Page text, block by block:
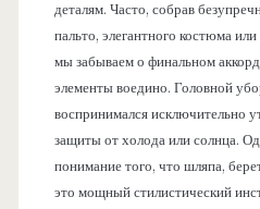
деталям. Часто, собрав
пальто, элегантного костюма
мы забываем о финальном
элементы воедино. Головной
воспринимался исключительно
защиты от холода или солнца.
понимание того, что шляпа,
это мощный стилистический